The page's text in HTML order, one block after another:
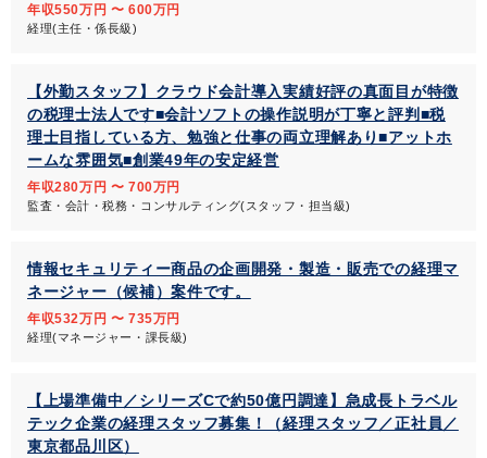
年収550万円 〜 600万円
経理(主任・係長級)
【外勤スタッフ】クラウド会計導入実績好評の真面目が特徴
の税理士法人です■会計ソフトの操作説明が丁寧と評判■税
理士目指している方、勉強と仕事の両立理解あり■アットホ
ームな雰囲気■創業49年の安定経営
年収280万円 〜 700万円
監査・会計・税務・コンサルティング(スタッフ・担当級)
情報セキュリティー商品の企画開発・製造・販売での経理マ
ネージャー（候補）案件です。
年収532万円 〜 735万円
経理(マネージャー・課長級)
【上場準備中／シリーズCで約50億円調達】急成長トラベル
テック企業の経理スタッフ募集！（経理スタッフ／正社員／
東京都品川区）